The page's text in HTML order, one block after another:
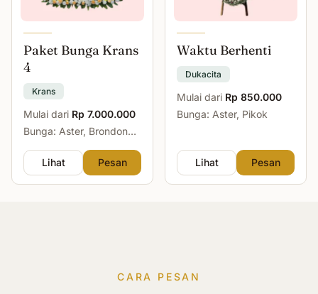
Paket Bunga Krans
4
Krans
Mulai dari Rp 7.000.000
Bunga: Aster, Brondong,
Lihat
Pesan
Waktu Berhenti
Dukacita
Mulai dari Rp 850.000
Bunga: Aster, Pikok
Lihat Pesan
CARA PESAN